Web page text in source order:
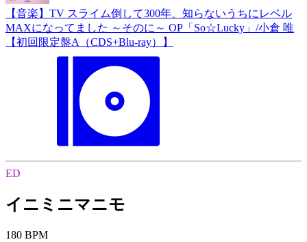
【音楽】TV スライム倒して300年、知らないうちにレベル
MAXになってました ～そのに～ OP「So☆Lucky」/小倉 唯
【初回限定盤A（CDS+Blu-ray）】
ED
イニミニマニモ
180 BPM